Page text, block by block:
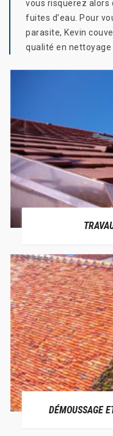
vous risquerez alors
fuites d’eau. Pour
parasite, Kevin
qualité en nettoyage
DÉMOUSSAGE